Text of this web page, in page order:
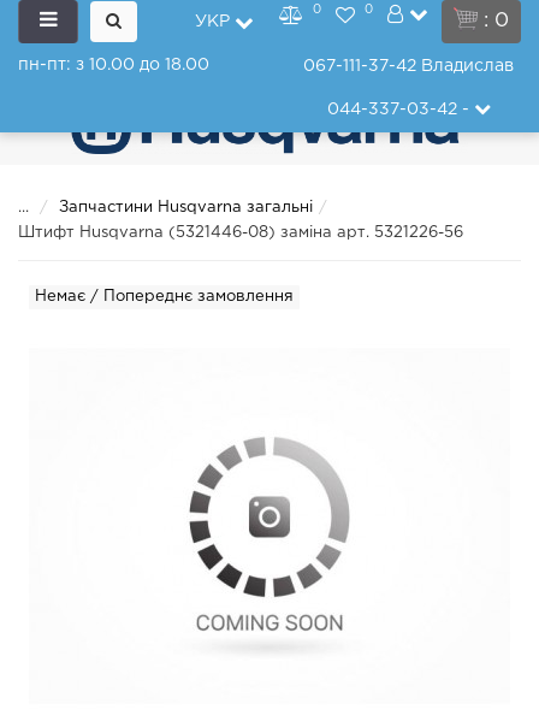
: 0
УКР
0 0
пн-пт: з 10.00 до 18.00 067-111-37-42 Владислав
044-337-03-42-
...
Запчастини Husqvarna загальні
Штифт Husqvarna (5321446-08) заміна арт. 5321226-56
Немає / Попереднє замовлення